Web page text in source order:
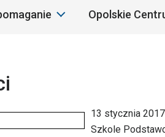
Opolskie
13 stycznia
Szkole